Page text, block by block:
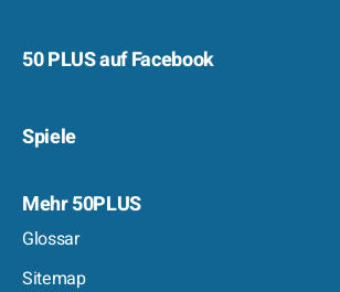
50 PLUS auf Facebook
Spiele
Mehr 50PLUS
Glossar
Sitemap